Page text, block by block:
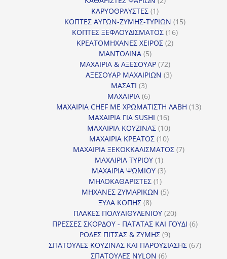
ΚΑΡΥΟΘΡΑΥΣΤΕΣ 11
προϊόν
ΚΟΠΤΕΣ ΑΥΓΩΝ-ΖΥΜΗΣ-ΤΥΡΙΩΝ 1515
ΚΟΠΤΕΣ ΞΕΦΛΟΥΔΙΣΜΑΤΟΣ 1616
ΚΡΕΑΤΟΜΗΧΑΝΕΣ ΧΕΙΡΟΣ 22
ΜΑΝΤΟΛΙΝΑ 55
προϊόντα
ΜΑΧΑΙΡΙΑ & ΑΞΕΣΟΥΑΡ 7272
προϊόντα
ΑΞΕΣΟΥΑΡ ΜΑΧΑΙΡΙΩΝ 33
ΜΑΣΑΤΙ 33
προϊόντα
ΜΑΧΑΙΡΙΑ 66
προϊόντα
ΜΑΧΑΙΡΙΑ CHEF ΜΕ ΧΡΩΜΑΤΙΣΤΗ ΛΑΒΗ 1313
ΜΑΧΑΙΡΙΑ ΓΙΑ SUSHI 1616
προϊόντα
ΜΑΧΑΙΡΙΑ ΚΟΥΖΙΝΑΣ 1010
προϊόντα
ΜΑΧΑΙΡΙΑ ΚΡΕΑΤΟΣ 1010
προϊόντα
ΜΑΧΑΙΡΙΑ ΞΕΚΟΚΚΑΛΙΣΜΑΤΟΣ 77
ΜΑΧΑΙΡΙΑ ΤΥΡΙΟΥ 11
προϊόν
ΜΑΧΑΙΡΙΑ ΨΩΜΙΟΥ 33
ΜΗΛΟΚΑΘΑΡΙΣΤΕΣ 11
προϊόν
ΜΗΧΑΝΕΣ ΖΥΜΑΡΙΚΩΝ 55
ΞΥΛΑ ΚΟΠΗΣ 88
προϊόντα
ΠΛΑΚΕΣ ΠΟΛΥΑΙΘΥΛΕΝΙΟΥ 2020
προϊόντα
ΠΡΕΣΣΕΣ ΣΚΟΡΔΟΥ - ΠΑΤΑΤΑΣ ΚΑΙ ΓΟΥΔΙ 66
ΡΟΔΕΣ ΠΙΤΣΑΣ & ΖΥΜΗΣ 99
προϊόντα
ΣΠΑΤΟΥΛΕΣ ΚΟΥΖΙΝΑΣ ΚΑΙ ΠΑΡΟΥΣΙΑΣΗΣ 6767
ΣΠΑΤΟΥΛΕΣ NYLON 66